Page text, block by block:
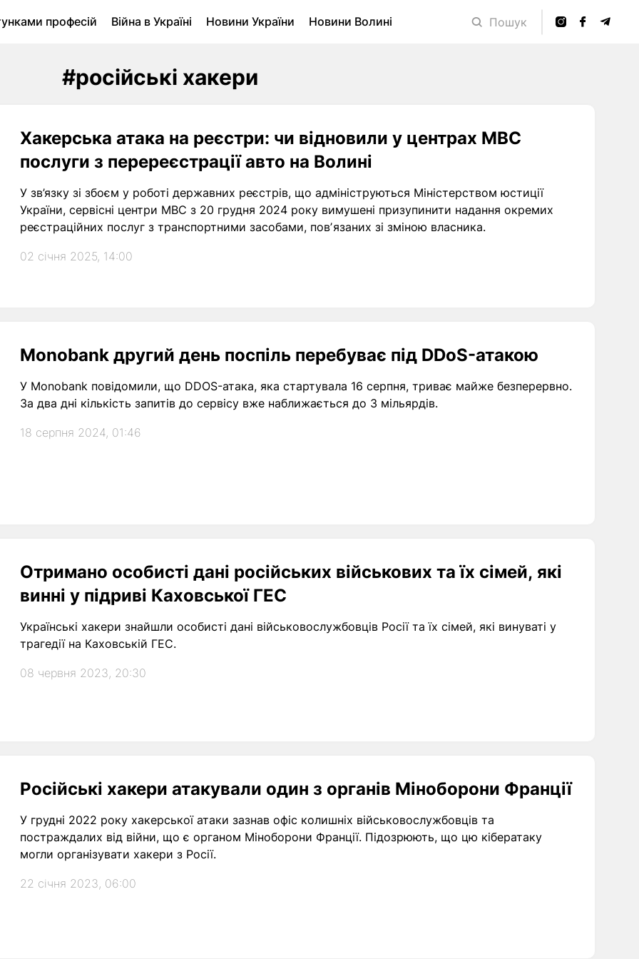
професій Війна в Україні Новини України
Новини Волині
Пошук
#російські хакери
Хакерська атака на реєстри: чи відновили у центрах МВС
послуги з перереєстрації авто на Волині
У зв’язку зі збоєм у роботі державних реєстрів, що адмініструються Міністерством юстиції
України, сервісні центри МВС з 20 грудня 2024 року вимушені призупинити надання окремих
реєстраційних послуг з транспортними засобами, повʼязаних зі зміною власника.
02 січня 2025, 14:00
Monobank другий день поспіль перебуває під DDoS-атакою
У Monobank повідомили, що DDOS-атака, яка стартувала 16 серпня, триває майже безперервно.
За два дні кількість запитів до сервісу вже наближається до 3 мільярдів.
18 серпня 2024, 01:46
Отримано особисті дані російських військових та їх сімей, які
винні у підриві Каховської ГЕС
Українські хакери знайшли особисті дані військовослужбовців Росії та їх сімей, які винуваті у
трагедії на Каховській ГЕС.
08 червня 2023, 20:30
Російські хакери атакували один з органів Міноборони Франції
У грудні 2022 року хакерської атаки зазнав офіс колишніх військовослужбовців та
постраждалих від війни, що є органом Міноборони Франції. Підозрюють, що цю кібератаку
могли організувати хакери з Росії.
22 січня 2023, 06:00